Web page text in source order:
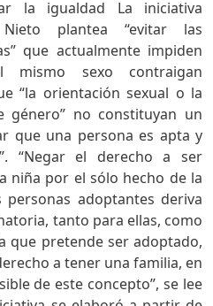
la igualdad La iniciativa
plantea “evitar las
que actualmente impiden
mismo sexo contraigan
“la orientación sexual o la
género” no constituyan un
que una persona es apta y
“Negar el derecho a ser
niña por el sólo hecho de la
adoptantes deriva
tanto para ellas, como
que pretende ser adoptado,
a tener una familia, en
de este concepto”, se lee